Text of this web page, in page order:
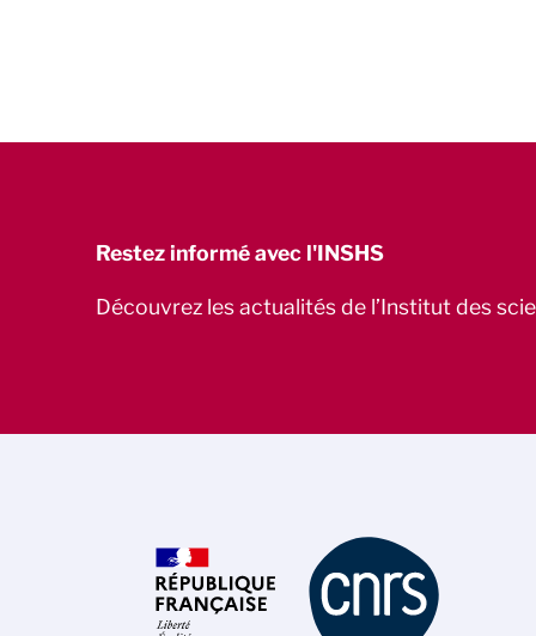
Restez informé avec l'INSHS
Découvrez les actualités de l’Institut des